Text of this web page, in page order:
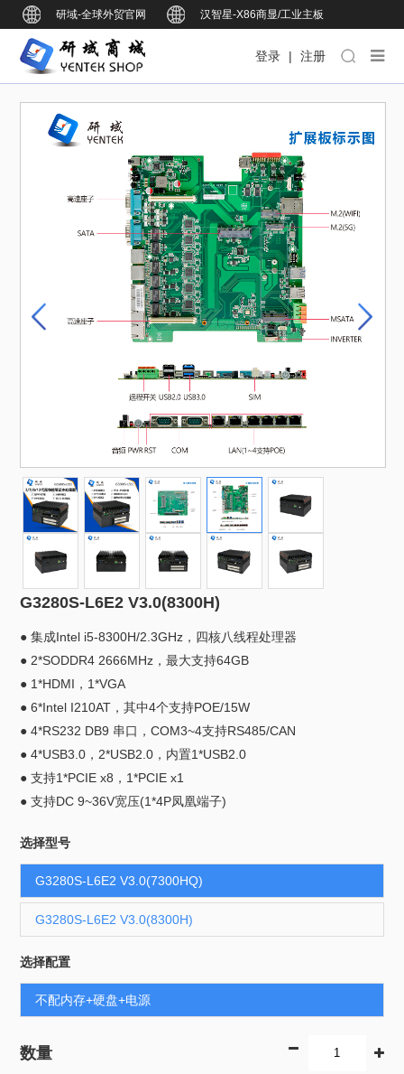
研域-全球外贸官网 汉智星-X86商显/工业主板
研域智控-BOX工业整机
登录 | 注册
G3280S-L6E2 V3.0(8300H)
● 集成Intel i5-8300H/2.3GHz，四核八线程处理器
● 2*SODDR4 2666MHz，最大支持64GB
● 1*HDMI，1*VGA
● 6*Intel I210AT，其中4个支持POE/15W
● 4*RS232 DB9 串口，COM3~4支持RS485/CAN
● 4*USB3.0，2*USB2.0，内置1*USB2.0
● 支持1*PCIE x8，1*PCIE x1
● 支持DC 9~36V宽压(1*4P凤凰端子)
选择型号
G3280S-L6E2 V3.0(7300HQ)
G3280S-L6E2 V3.0(8300H)
选择配置
不配内存+硬盘+电源
数量